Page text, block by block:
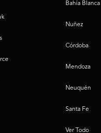
Bahía Blanca
Nuñez
Córdoba
Mendoza
Neuquén
Santa Fe
Ver Todo